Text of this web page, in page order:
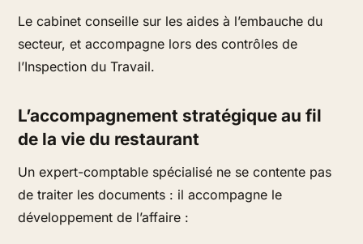
Le cabinet conseille sur les aides à l’embauche du
secteur, et accompagne lors des contrôles de
l’Inspection du Travail.
L’accompagnement stratégique au fil
de la vie du restaurant
Un expert-comptable spécialisé ne se contente pas
de traiter les documents : il accompagne le
développement de l’affaire :